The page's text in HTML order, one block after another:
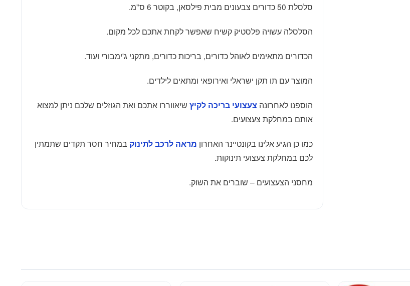
סלסלת 50 כדורים צבעונים מבית פילסאן, בקוטר 6 ס"מ.
הסלסלה עשויה פלסטיק קשיח שאפשר לקחת אתכם לכל מקום.
הכדורים מתאימים לאוהל כדורים, בריכות כדורים, מתקני ג'ימבורי ועוד.
המוצר עם תו תקן ישראלי ואירופאי ומתאים לילדים.
הוספנו לאחרונה צעצועי בריכה לקיץ שיאווררו אתכם ואת הגוזלים שלכם ניתן למצוא
אותם במחלקת צעצועים.
כמו כן הגיע אלינו בקונטיינר האחרון מראה לרכב לתינוק במחיר חסר תקדים שתמתין
לכם במחלקת צעצועי תינוקות.
מחסני הצעצועים – שוברים את השוק.